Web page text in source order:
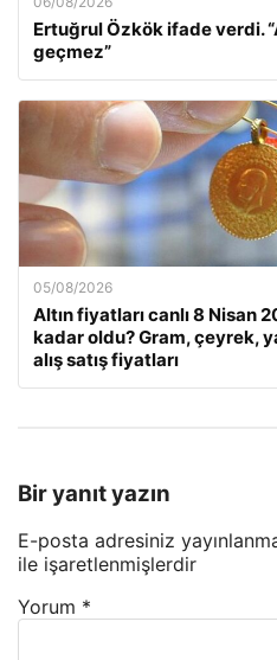
Ertuğrul Özkök ifade verdi.
geçmez”
05/08/2026
Altın fiyatları canlı 8 Nisan
kadar oldu? Gram, çeyrek,
alış satış fiyatları
Bir yanıt yazın
E-posta adresiniz
ile işaretlenmişlerdir
Yorum *